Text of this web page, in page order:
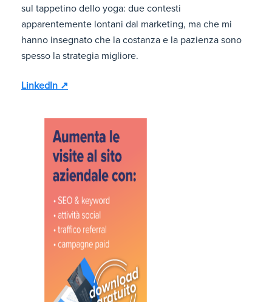
sul tappetino dello yoga: due contesti
apparentemente lontani dal marketing, ma che mi
hanno insegnato che la costanza e la pazienza sono
spesso la strategia migliore.
LinkedIn ↗